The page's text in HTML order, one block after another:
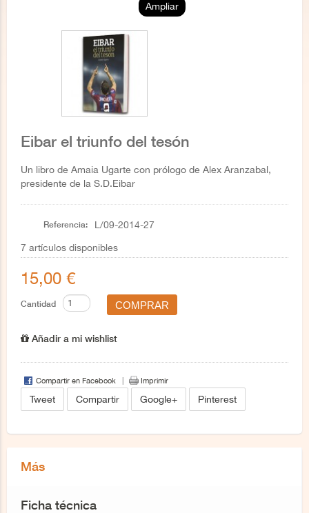
Ampliar
Eibar el triunfo del tesón
Un libro de Amaia Ugarte con prólogo de Alex Aranzabal,
presidente de la S.D.Eibar
Referencia: L/09-2014-27
7 artículos disponibles
15,00 €
Cantidad
Añadir a mi wishlist
Compartir en Facebook Imprimir
Tweet Compartir Google+ Pinterest
Más
Ficha técnica